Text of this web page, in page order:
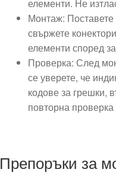
елементи. Не
Монтаж: Поставете
свържете
елементи според
Проверка: След
се уверете, че
кодове за грешки,
повторна
Препоръки за